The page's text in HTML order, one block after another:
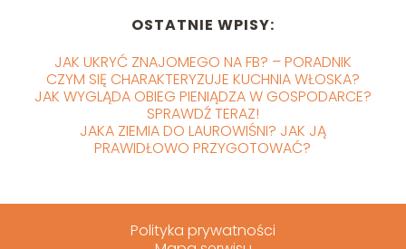
OSTATNIE WPISY:
JAK UKRYĆ ZNAJOMEGO NA FB? – PORADNIK
CZYM SIĘ CHARAKTERYZUJE KUCHNIA WŁOSKA?
JAK WYGLĄDA OBIEG PIENIĄDZA W GOSPODARCE?
SPRAWDŹ TERAZ!
JAKA ZIEMIA DO LAUROWIŚNI? JAK JĄ
PRAWIDŁOWO PRZYGOTOWAĆ?
Polityka prywatności